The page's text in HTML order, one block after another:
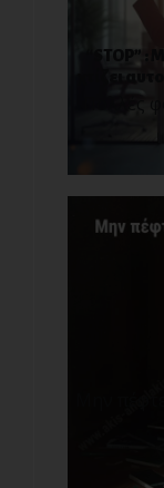
“STOP”
χτίζει
Πολλές
Μην